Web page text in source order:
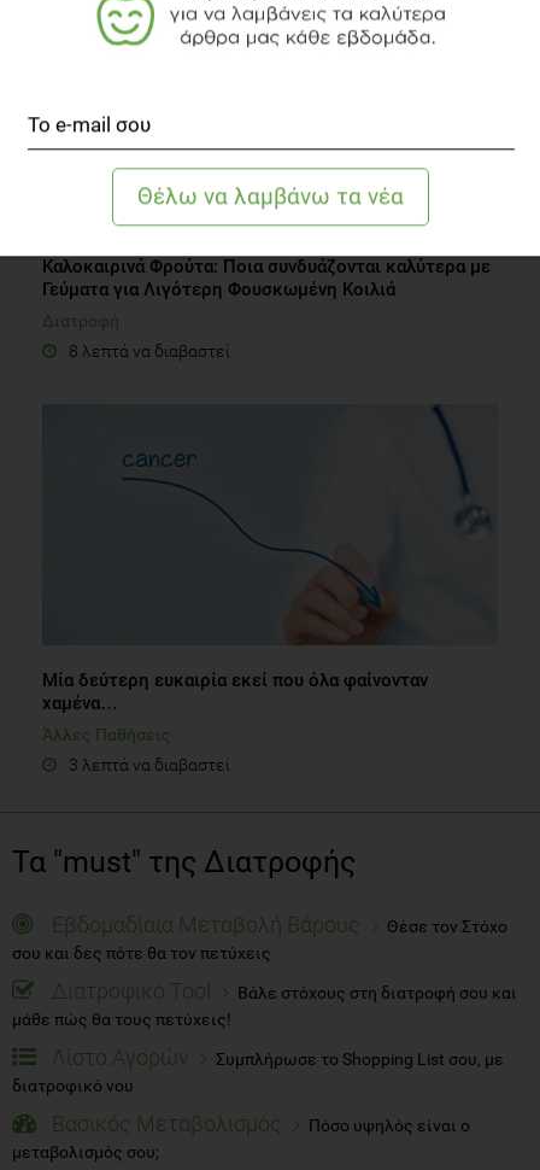
Καλοκαιρινά Φρούτα: Ποια συνδυάζονται καλύτερα με
Γεύματα για Λιγότερη Φουσκωμένη Κοιλιά
Διατροφή
8 λεπτά να διαβαστεί
Μία δεύτερη ευκαιρία εκεί που όλα φαίνονταν
χαμένα…
Άλλες Παθήσεις
3 λεπτά να διαβαστεί
Τα "must" της Διατροφής
Εβδομαδίαια Μεταβολή Βάρους
Θέσε τον Στόχο
σου και δες πότε θα τον πετύχεις
Διατροφικό Tool
Βάλε στόχους στη διατροφή σου και
μάθε πώς θα τους πετύχεις!
Λίστα Αγορών
Συμπλήρωσε το Shopping List σου, με
διατροφικό νου
Βασικός Μεταβολισμός
Πόσο υψηλός είναι ο
μεταβολισμός σου;